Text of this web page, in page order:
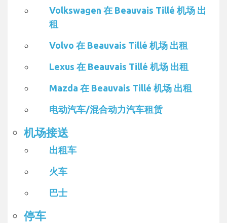
Volkswagen 在 Beauvais Tillé 机场 出
租
Volvo 在 Beauvais Tillé 机场 出租
Lexus 在 Beauvais Tillé 机场 出租
Mazda 在 Beauvais Tillé 机场 出租
电动汽车/混合动力汽车租赁
机场接送
出租车
火车
巴士
停车